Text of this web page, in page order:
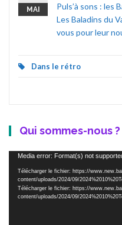
MAI
Puls’à sons : les
Les Baladins du
vous pour leur
Dans le rétro
Qui sommes-nous ?
Lecteur
vidéo
Media error: Format(s) not
Télécharger le fichier: https://
content/uploads/2024/09/
Télécharger le fichier: https://
content/uploads/2024/09/